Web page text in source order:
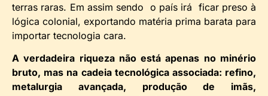
terras raras. Em assim sendo o país irá ficar preso à
lógica colonial, exportando matéria prima barata para
importar tecnologia cara.
A verdadeira riqueza não está apenas no minério
bruto, mas na cadeia tecnológica associada: refino,
metalurgia avançada, produção de imãs,